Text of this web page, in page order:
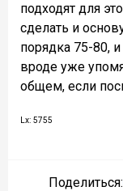
подходят для
сделать и
порядка 75-80,
вроде уже
общем, если
Lx: 5755
Поделиться: